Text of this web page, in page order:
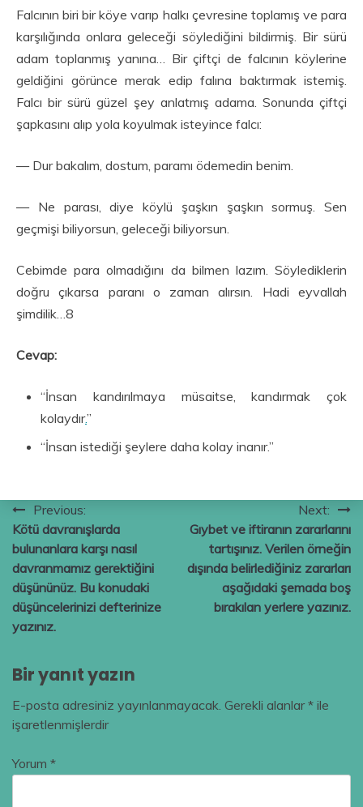
Falcının biri bir köye varıp halkı çevresine toplamış ve para
karşılığında onlara geleceği söylediğini bildirmiş. Bir sürü
adam toplanmış yanına… Bir çiftçi de falcının köylerine
geldiğini görünce merak edip falına baktırmak istemiş.
Falcı bir sürü güzel şey anlatmış adama. Sonunda çiftçi
şapkasını alıp yola koyulmak isteyince falcı:
— Dur bakalım, dostum, paramı ödemedin benim.
— Ne parası, diye köylü şaşkın şaşkın sormuş. Sen
geçmişi biliyorsun, geleceği biliyorsun.
Cebimde para olmadığını da bilmen lazım. Söylediklerin
doğru çıkarsa paranı o zaman alırsın. Hadi eyvallah
şimdilik…8
Cevap:
“İnsan kandırılmaya müsaitse, kandırmak çok
kolaydır.”
“İnsan istediği şeylere daha kolay inanır.”
Yazı
gezinmesi
Previous:
Kötü davranışlarda
bulunanlara karşı nasıl
davranmamız gerektiğini
düşününüz. Bu konudaki
düşüncelerinizi defterinize
yazınız.
Next:
Gıybet ve iftiranın zararlarını
tartışınız. Verilen örneğin
dışında belirlediğiniz zararları
aşağıdaki şemada boş
bırakılan yerlere yazınız.
Bir yanıt yazın
E-posta adresiniz yayınlanmayacak. Gerekli alanlar* ile
işaretlenmişlerdir
Yorum *